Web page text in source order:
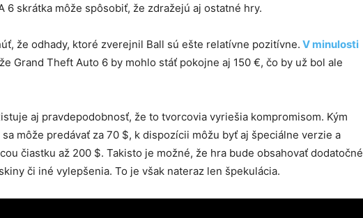
6 skrátka môže spôsobiť, že zdražejú aj ostatné hry.
že odhady, ktoré zverejnil Ball sú ešte relatívne pozitívne. V minulosti
Grand Theft Auto 6 by mohlo stáť pokojne aj 150 €, čo by už bol ale
aj pravdepodobnosť, že to tvorcovia vyriešia kompromisom. Kým
sa môže predávať za 70 $, k dispozícii môžu byť aj špeciálne verzie a
čiastku až 200 $. Takisto je možné, že hra bude obsahovať dodatočné
či iné vylepšenia. To je však nateraz len špekulácia.